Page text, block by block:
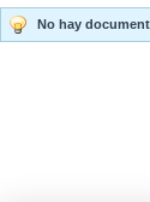
No hay